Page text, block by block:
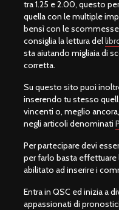
tra 1.25 e 2.00, questo
quella con le multiple
bensì con le
consiglia la lettura del
sta aiutando migliaia di
corretta.
Su questo sito puoi
inserendo tu stesso
vincenti o, meglio
negli articoli denominati
Per partecipare devi
per farlo basta effettuare
abilitato ad inserire i
Entra in QSC ed inizia a
appassionati di